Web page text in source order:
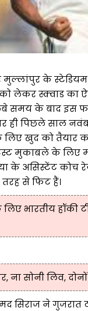
मुल्लांपुर के
लेकर स्क्वाड का
समय के बाद इस
ही पिछले साल
लिए खुद को तैयार
मुकाबले के लिए
के असिस्टेंट कोच
से फिट हैं।
भारतीय हॉकी
ना सोनी लिव,
सिराज ने